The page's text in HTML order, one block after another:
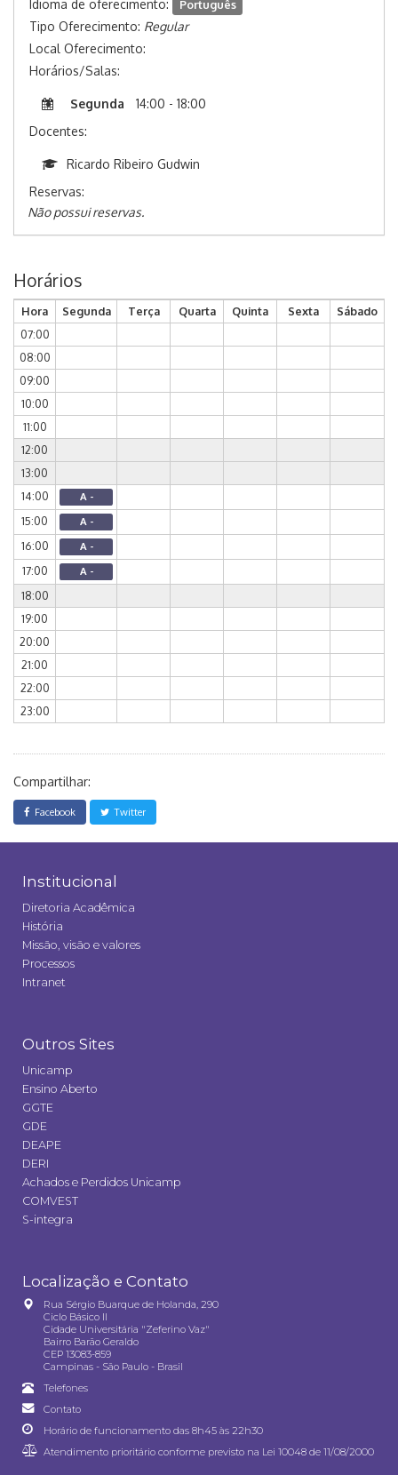
Idioma de oferecimento: Português
Tipo Oferecimento: Regular
Local Oferecimento:
Horários/Salas:
Segunda
14:00 - 18:00
Docentes:
Ricardo Ribeiro Gudwin
Reservas:
Não possui reservas.
Horários
Hora Segunda Terça Quarta Quinta Sexta
Sábado
07:00
08:00
09:00
10:00
11:00
12:00
13:00
14:00
A -
15:00 A -
16:00 A -
17:00 A -
18:00
19:00
20:00
21:00
22:00
23:00
Compartilhar:
Facebook Twitter
Institucional
Diretoria Acadêmica
História
Missão, visão e valores
Processos
Intranet
Outros Sites
Unicamp
Ensino Aberto
GGTE
GDE
DEAPE
DERI
Achados e Perdidos Unicamp
COMVEST
S-integra
Localização e Contato
Rua Sérgio Buarque de Holanda, 290
Ciclo Básico II
Cidade Universitária "Zeferino Vaz"
Bairro Barão Geraldo
CEP 13083-859
Campinas - São Paulo - Brasil
Telefones
Contato
Horário de funcionamento das 8h45 às 22h30
Atendimento prioritário conforme previsto na Lei 10048 de 11/08/2000